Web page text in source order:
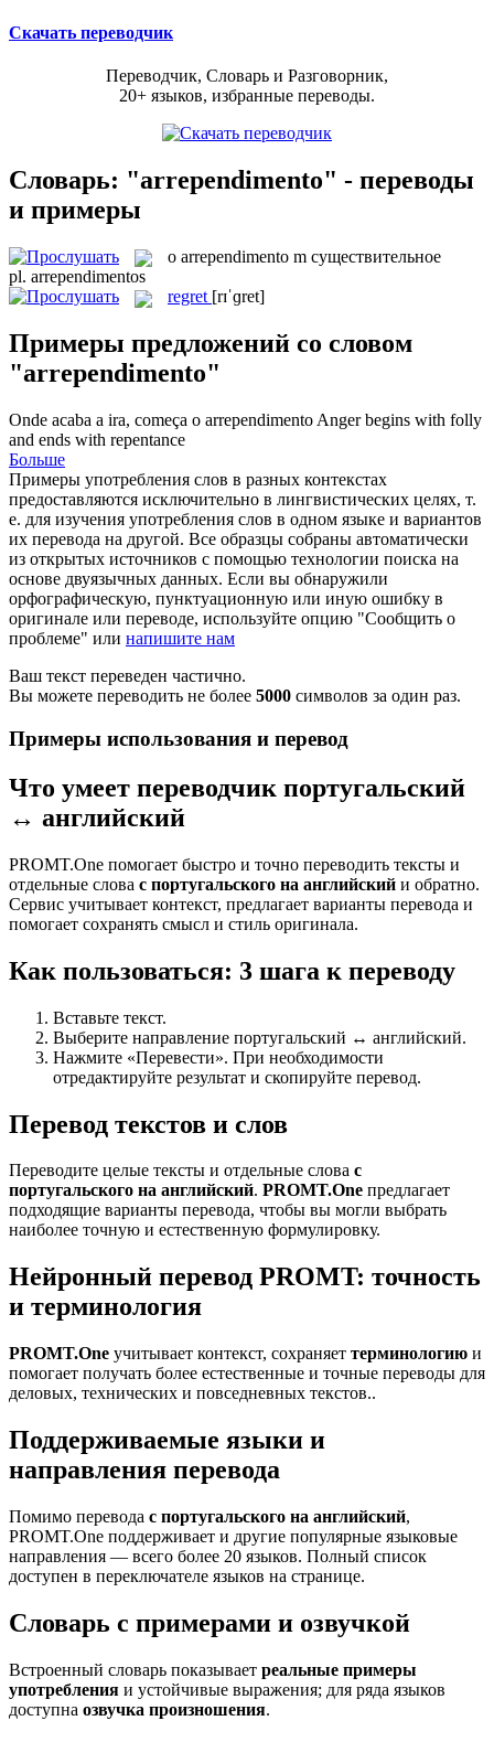
Скачать переводчик
Переводчик, Словарь и Разговорник,
20+ языков, избранные переводы.
Словарь: "arrependimento" - переводы
и примеры
o arrependimento m существительное
pl. arrependimentos
regret [rɪˈɡret]
Примеры предложений со словом
"arrependimento"
Onde acaba a ira, começa o arrependimento Anger begins with folly
and ends with repentance
Больше
Примеры употребления слов в разных контекстах
предоставляются исключительно в лингвистических целях, т.
е. для изучения употребления слов в одном языке и вариантов
их перевода на другой. Все образцы собраны автоматически
из открытых источников с помощью технологии поиска на
основе двуязычных данных. Если вы обнаружили
орфографическую, пунктуационную или иную ошибку в
оригинале или переводе, используйте опцию "Сообщить о
проблеме" или напишите нам
Ваш текст переведен частично.
Вы можете переводить не более 5000 символов за один раз.
Примеры использования и перевод
Что умеет переводчик португальский
↔ английский
PROMT.One помогает быстро и точно переводить тексты и
отдельные слова с португальского на английский и обратно.
Сервис учитывает контекст, предлагает варианты перевода и
помогает сохранять смысл и стиль оригинала.
Как пользоваться: 3 шага к переводу
Вставьте текст.
Выберите направление португальский ↔ английский.
Нажмите «Перевести». При необходимости
отредактируйте результат и скопируйте перевод.
Перевод текстов и слов
Переводите целые тексты и отдельные слова с
португальского на английский. PROMT.One предлагает
подходящие варианты перевода, чтобы вы могли выбрать
наиболее точную и естественную формулировку.
Нейронный перевод PROMT: точность
и терминология
PROMT.One учитывает контекст, сохраняет терминологию и
помогает получать более естественные и точные переводы для
деловых, технических и повседневных текстов..
Поддерживаемые языки и
направления перевода
Помимо перевода с португальского на английский,
PROMT.One поддерживает и другие популярные языковые
направления — всего более 20 языков. Полный список
доступен в переключателе языков на странице.
Словарь с примерами и озвучкой
Встроенный словарь показывает реальные примеры
употребления и устойчивые выражения; для ряда языков
доступна озвучка произношения.